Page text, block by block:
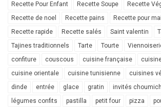
Recette Pour Enfant
Recette Soupe
Recette
Recette de noel
Recette pains
Recette pour
Recette rapide
Recette salés Saint valentin
Tajines traditionnels
Tarte Tourte
confiture
couscous cuisine française
cuisine orientale
cuisine tunisienne
cuisines
dinde
entrée glace gratin invités
légumes confits
pastilla petit four pizza